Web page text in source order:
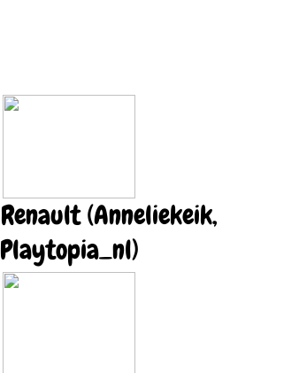
(Anneliekeik,
Playtopia_nl)